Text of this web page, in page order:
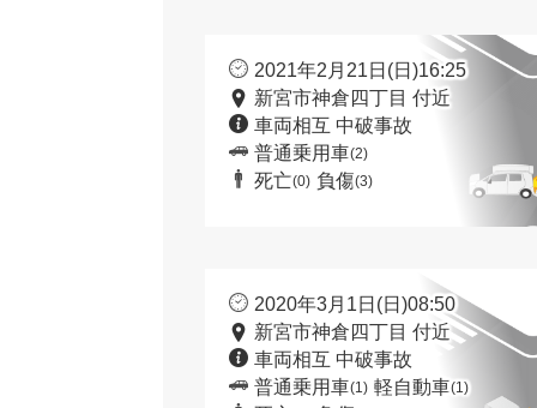
2021年2月21日(日)16:25
新宮市神倉四丁目 付近
車両相互 中破事故
普通乗用車(2)
死亡(0) 負傷(3)
2020年3月1日(日)08:50
新宮市神倉四丁目 付近
車両相互 中破事故
普通乗用車(1) 軽自動車(1)